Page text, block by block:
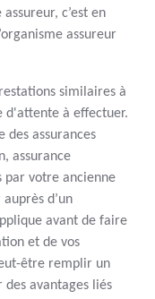
c’est en
assureur
similaires à
d'attente à effectuer.
des assurances
assurance
par votre ancienne
d’un
avant de faire
et de vos
être remplir un
avantages liés